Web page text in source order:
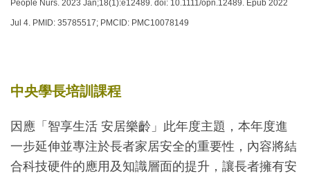
People Nurs. 2023 Jan;18(1):e12489. doi: 10.1111/opn.12489. Epub 2022
Jul 4. PMID: 35785517; PMCID: PMC10078149
中央學長培訓課程
因應「智享生活 安居樂齡」此年度主題，本年度進
一步延伸並專注於長者家居安全的重要性，內容將結
合科技硬件的應用及知識層面的提升，讓長者擁有安